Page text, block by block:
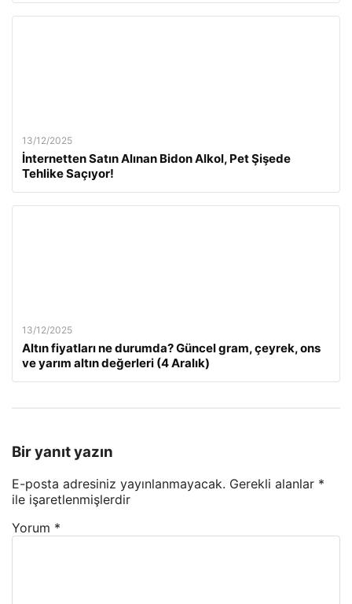
13/12/2025
İnternetten Satın Alınan Bidon Alkol, Pet Şişede
Tehlike Saçıyor!
13/12/2025
Altın fiyatları ne durumda? Güncel gram, çeyrek, ons
ve yarım altın değerleri (4 Aralık)
Bir yanıt yazın
E-posta adresiniz yayınlanmayacak. Gerekli alanlar *
ile işaretlenmişlerdir
Yorum *